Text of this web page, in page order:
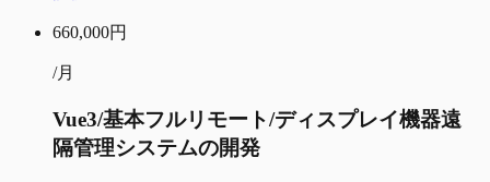
660,000円
/月
Vue3/基本フルリモート/ディスプレイ機器遠
隔管理システムの開発